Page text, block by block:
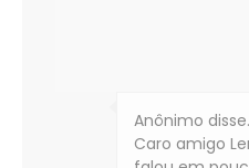
Anônimo
Caro amigo